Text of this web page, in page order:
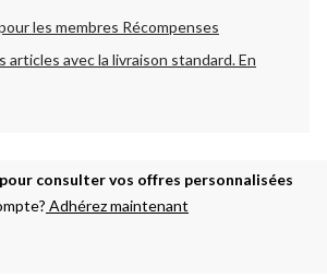
les membres Récompenses
articles avec la livraison standard.En
consulter vos offres personnalisées
Adhérez maintenant